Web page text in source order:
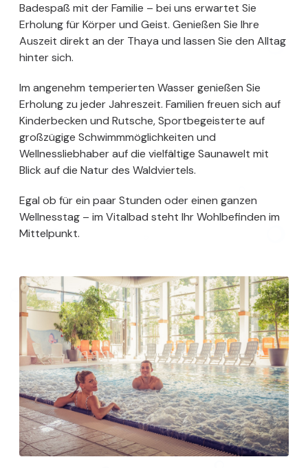
Badespaß mit der Familie – bei uns erwartet Sie
Erholung für Körper und Geist. Genießen Sie Ihre
Auszeit direkt an der Thaya und lassen Sie den Alltag
hinter sich.
Im angenehm temperierten Wasser genießen Sie
Erholung zu jeder Jahreszeit. Familien freuen sich auf
Kinderbecken und Rutsche, Sportbegeisterte auf
großzügige Schwimmmöglichkeiten und
Wellnessliebhaber auf die vielfältige Saunawelt mit
Blick auf die Natur des Waldviertels.
Egal ob für ein paar Stunden oder einen ganzen
Wellnesstag – im Vitalbad steht Ihr Wohlbefinden im
Mittelpunkt.